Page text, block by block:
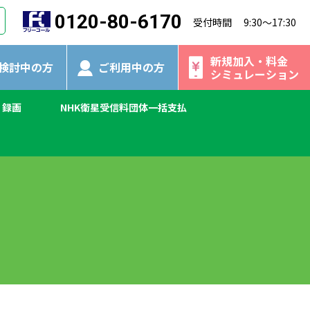
新規加入・料金
シミュレーション
0120-80-6170 受付時間 9:30～17:30
討中の方 ご利用中の方
画 NHK衛星受信料団体一括支払